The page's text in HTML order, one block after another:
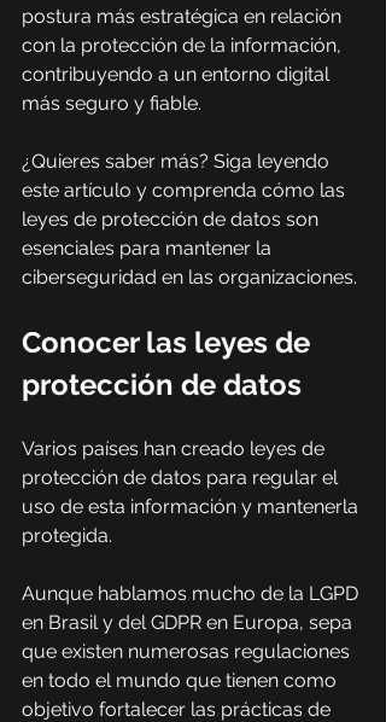
postura más estratégica en relación
con la protección de la información,
contribuyendo a un entorno digital
más seguro y fiable.
¿Quieres saber más? Siga leyendo
este artículo y comprenda cómo las
leyes de protección de datos son
esenciales para mantener la
ciberseguridad en las organizaciones.
Conocer las leyes de
protección de datos
Varios países han creado leyes de
protección de datos para regular el
uso de esta información y mantenerla
protegida.
Aunque hablamos mucho de la LGPD
en Brasil y del GDPR en Europa, sepa
que existen numerosas regulaciones
en todo el mundo que tienen como
objetivo fortalecer las prácticas de